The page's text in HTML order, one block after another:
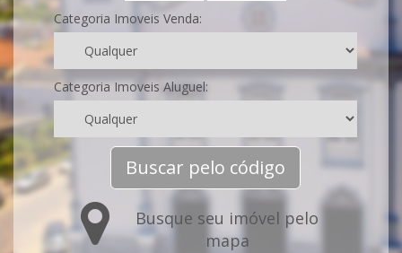
Categoria Imoveis Venda:
Categoria Imoveis Aluguel:
Buscar pelo código
Busque seu imóvel pelo
mapa